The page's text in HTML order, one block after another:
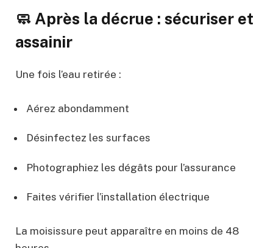
🧼 Après la décrue : sécuriser et
assainir
Une fois l’eau retirée :
Aérez abondamment
Désinfectez les surfaces
Photographiez les dégâts pour l’assurance
Faites vérifier l’installation électrique
La moisissure peut apparaître en moins de 48